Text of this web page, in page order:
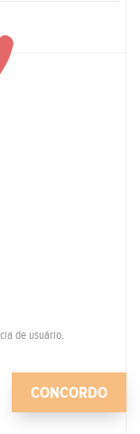
de usuário.
CONCORDO